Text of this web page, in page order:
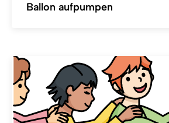
Ballon aufpumpen